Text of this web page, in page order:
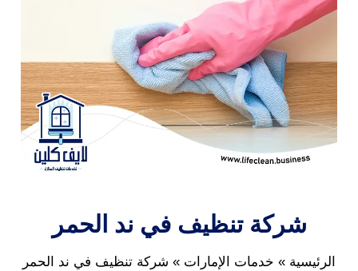
شركة تنظيف في ند الحمر
الرئيسية خدمات الإمارات شركة تنظيف في ند الحمر